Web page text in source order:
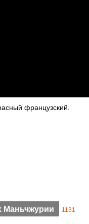
французский.
Маньчжурии 1131